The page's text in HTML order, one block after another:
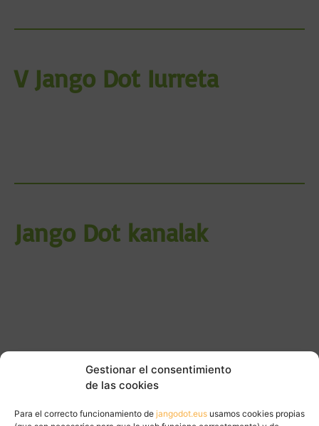
Gestionar el consentimiento
de las cookies
Para el correcto funcionamiento de jangodot.eus usamos cookies propias
V Jango Dot Iurreta
Jango Dot kanalak